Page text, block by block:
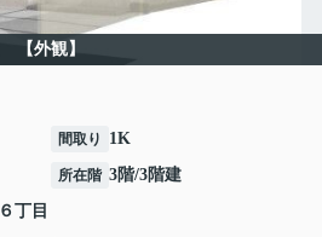
【外観】
間取り 1K
所在階 3階/3階建
６丁目